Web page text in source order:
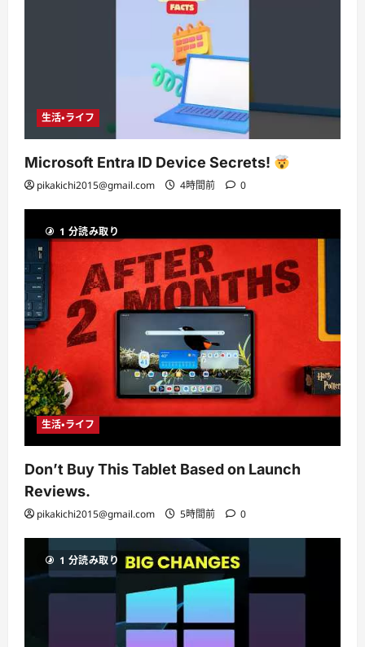
生活・ライフ
Microsoft Entra ID Device Secrets!
pikakichi2015@gmail.com 4時間前 0
1 分読み取り
生活・ライフ
Don’t Buy This Tablet Based on Launch
Reviews.
pikakichi2015@gmail.com 5時間前 0
1 分読み取り